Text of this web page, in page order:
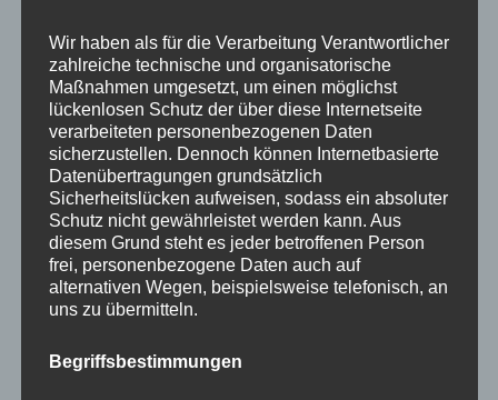
#zufriedenheit
#coaching
Wir haben als für die Verarbeitung Verantwortlicher
zahlreiche technische und organisatorische
Maßnahmen umgesetzt, um einen möglichst
lückenlosen Schutz der über diese Internetseite
verarbeiteten personenbezogenen Daten
sicherzustellen. Dennoch können Internetbasierte
Datenübertragungen grundsätzlich
Sicherheitslücken aufweisen, sodass ein absoluter
Schutz nicht gewährleistet werden kann. Aus
diesem Grund steht es jeder betroffenen Person
frei, personenbezogene Daten auch auf
alternativen Wegen, beispielsweise telefonisch, an
uns zu übermitteln.
Begriffsbestimmungen